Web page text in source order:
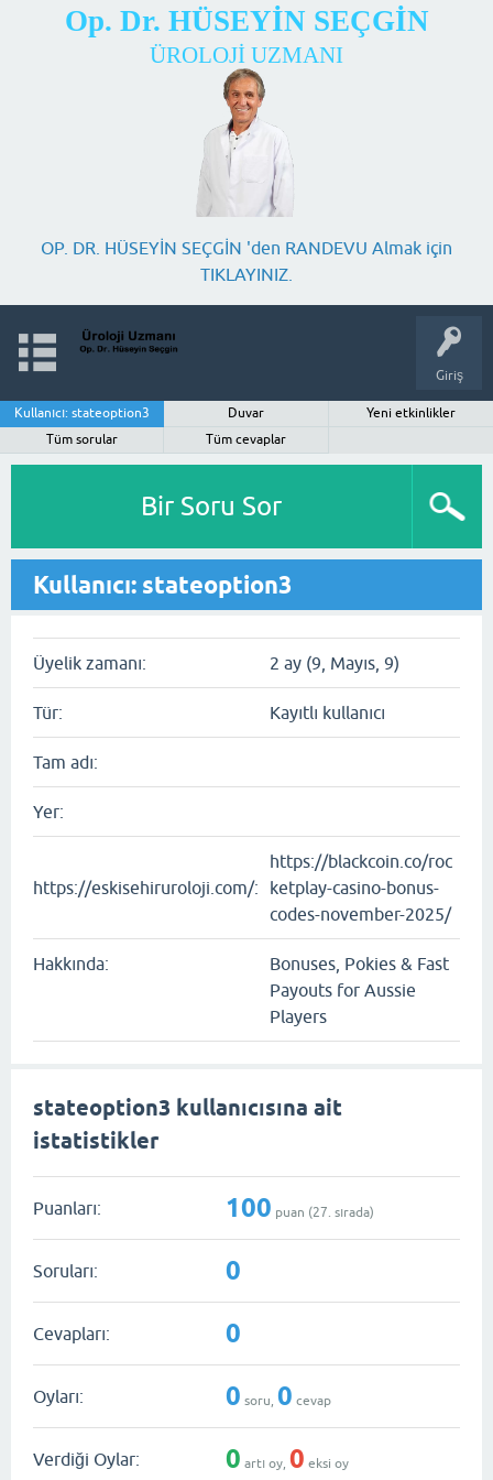
Op. Dr. HÜSEYİN SEÇGİN
ÜROLOJİ UZMANI
OP. DR. HÜSEYİN SEÇGİN 'den RANDEVU Almak için
TIKLAYINIZ.
Giriş
Kullanıcı: stateoption3 Duvar
Yeni etkinlikler
Tüm sorular
Tüm cevaplar
Bir Soru Sor
Kullanıcı: stateoption3
Üyelik zamanı: 2 ay (9, Mayıs, 9)
Tür: Kayıtlı kullanıcı
Tam adı:
Yer:
https://eskisehiruroloji.com/:
https://blackcoin.co/roc
ketplay-casino-bonus-
codes-november-2025/
Hakkında:
Bonuses, Pokies & Fast
Payouts for Aussie
Players
stateoption3 kullanıcısına ait
istatistikler
Puanları: 100 puan (27 . sırada)
Soruları: 0
Cevapları: 0
Oyları: 0 soru, 0 cevap
Verdiği Oylar: 0 artı oy, 0 eksi oy